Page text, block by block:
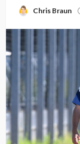
Chris Braun